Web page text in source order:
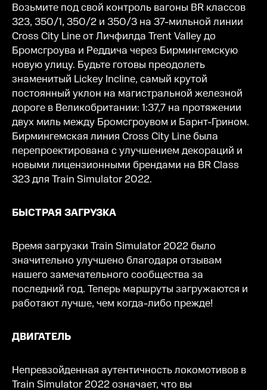
Возьмите под свой контроль вагоны BR классов
323, 350/1, 350/2 и 350/3 на 37-мильной линии
Cross City Line от Личфилда Trent Valley до
Бромсгроува и Реддича через Бирмингемскую
новую улицу. Будьте готовы преодолеть
знаменитый Lickey Incline, самый крутой
постоянный уклон на магистральной железной
дороге в Великобритании: 1:37,7 на протяжении
двух миль между Бромсгроувом и Барнт-Грином.
Бирмингемская линия Cross City Line была
перепроектирована с улучшением декораций и
новыми лицензионными брендами на BR Class
323 для Train Simulator 2022.
БЫСТРАЯ ЗАГРУЗКА
Время загрузки Train Simulator 2022 было
значительно улучшено благодаря отзывам
нашего замечательного сообщества за
последний год. Теперь маршруты загружаются и
работают лучше, чем когда-либо прежде!
ДВИГАТЕЛЬ
Непревзойденная аутентичность локомотивов в
Train Simulator 2022 означает, что вы